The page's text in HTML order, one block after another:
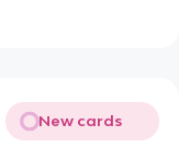
New cards